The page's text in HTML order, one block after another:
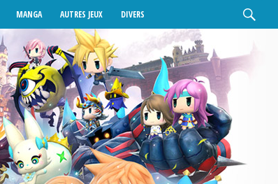
MANGA AUTRES JEUX DIVERS